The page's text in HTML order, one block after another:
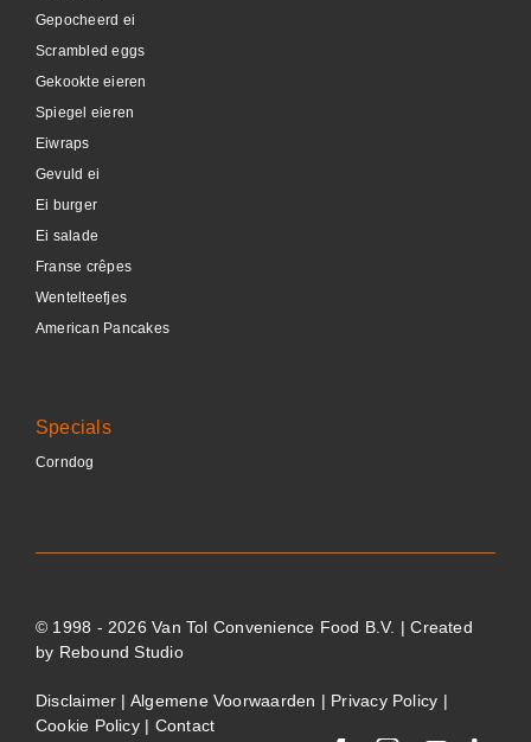
Gepocheerd ei
Scrambled eggs
Gekookte eieren
Spiegel eieren
Eiwraps
Gevuld ei
Ei burger
Ei salade
Franse crêpes
Wentelteefjes
American Pancakes
Specials
Corndog
© 1998 - 2026 Van Tol Convenience Food B.V. | Created
by Rebound Studio
Disclaimer | Algemene Voorwaarden | Privacy Policy |
Cookie Policy | Contact